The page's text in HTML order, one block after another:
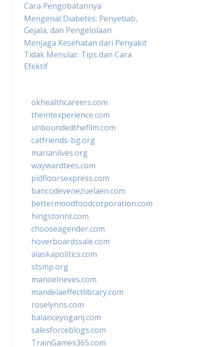
Cara Pengobatannya
Mengenal Diabetes: Penyebab,
Gejala, dan Pengelolaan
Menjaga Kesehatan dari Penyakit
Tidak Menular: Tips dan Cara
Efektif
okhealthcareers.com
theintexperience.com
unboundedthefilm.com
catfriends-bg.org
marianlives.org
waywardtees.com
pidfloorsexpress.com
bancodevenezuelaen.com
bettermoodfoodcorporation.com
hingstonnt.com
chooseagender.com
hoverboardssale.com
alaskapolitics.com
stsmp.org
manoelneves.com
mandelaeffectlibrary.com
roselynns.com
balanceyoganj.com
salesforceblogs.com
TrainGames365.com